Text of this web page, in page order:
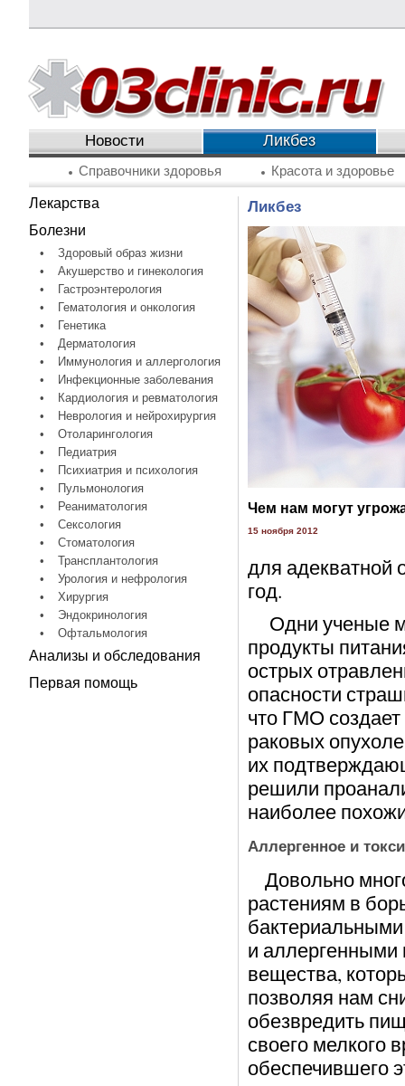
Новости Ликбез
Справочники здоровья Красота и здоровье
Лекарства
Болезни
•
Здоровый образ жизни
•
Акушерство и гинекология
•
Гастроэнтерология
•
Гематология и онкология
•
Генетика
•
Дерматология
•
Иммунология и аллергология
•
Инфекционные заболевания
•
Кардиология и ревматология
•
Неврология и нейрохирургия
•
Отоларингология
•
Педиатрия
•
Психиатрия и психология
•
Пульмонология
•
Реаниматология
•
Сексология
•
Стоматология
•
Трансплантология
•
Урология и нефрология
•
Хирургия
•
Эндокринология
•
Офтальмология
Анализы и обследования
Первая помощь
Ликбез
Чем нам могут
15 ноября 2012
для адекватной
год.
Одни ученые
продукты
острых
опасности
что ГМО
раковых
их
решили
наиболее
Аллергенное и
Довольно
растениям в
и аллергенными
вещества,
позволяя нам
обезвредить
своего мелкого
обеспечившего